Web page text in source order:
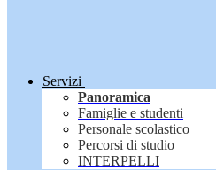
Servizi
Panoramica
Famiglie e studenti
Personale scolastico
Percorsi di studio
INTERPELLI